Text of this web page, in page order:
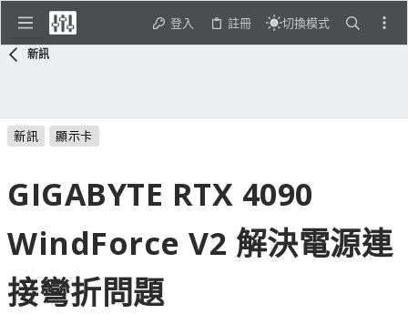
登入 註冊 切換模式
新訊
新訊 顯示卡
GIGABYTE RTX 4090
WindForce V2 解決電源連
接彎折問題